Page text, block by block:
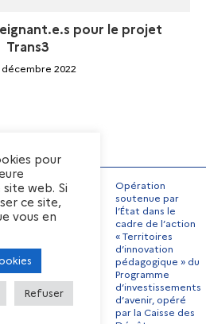
pour le projet
Trans3
décembre 2022
Opération
soutenue par
l’État dans le
cadre de l’action
« Territoires
d’innovation
pédagogique » du
Programme
d’investissements
d’avenir, opéré
par la Caisse des
pour
web. Si
ce site,
vous en
Refuser